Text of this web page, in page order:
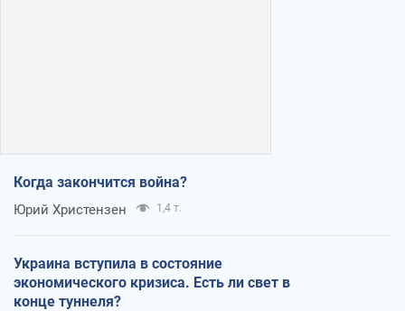
Когда закончится война?
Юрий Христензен 1,4 т.
Украина вступила в состояние
экономического кризиса. Есть ли свет в
конце туннеля?